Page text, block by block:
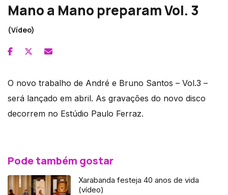
Mano a Mano preparam Vol. 3
(Vídeo)
O novo trabalho de André e Bruno Santos – Vol.3 –
será lançado em abril. As gravações do novo disco
decorrem no Estúdio Paulo Ferraz.
Pode também gostar
Xarabanda festeja 40 anos de vida
(vídeo)